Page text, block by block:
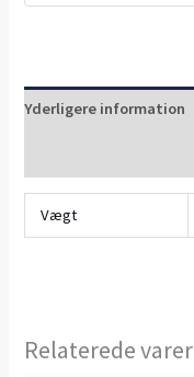
Yderligere information
Vægt
Relaterede varer